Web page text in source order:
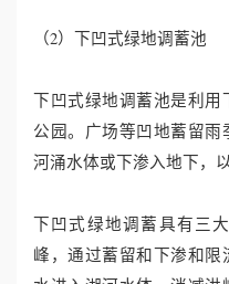
（2）下凹式绿地调蓄池
下凹式绿地调蓄池是利用
公园。广场等凹地蓄留
河涌水体或下渗入地下，
下凹式绿地调蓄具有三
峰，通过蓄留和下渗和